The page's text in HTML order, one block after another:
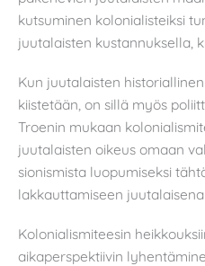
kutsuminen kolonialisteiksi
juutalaisten kustannuksella,
Kun juutalaisten
kiistetään, on sillä myös
Troenin mukaan
juutalaisten oikeus omaan
sionismista luopumiseksi
lakkauttamiseen
Kolonialismiteesin
aikaperspektiivin